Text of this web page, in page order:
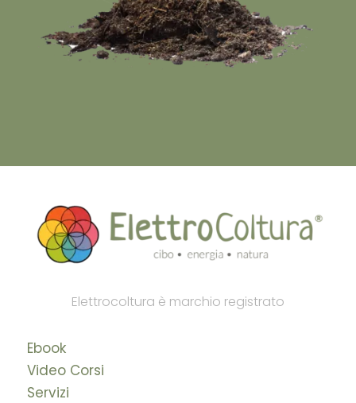
Elettrocoltura è marchio registrato
Ebook
Video Corsi
Servizi